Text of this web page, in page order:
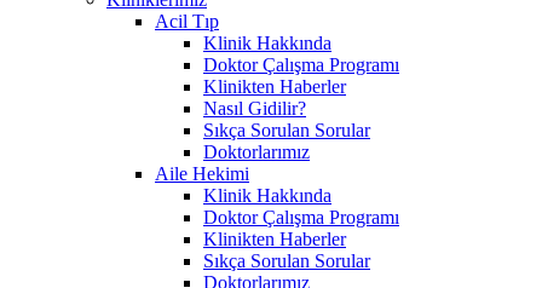
Acil Tıp
Klinik Hakkında
Doktor Çalışma Programı
Klinikten Haberler
Nasıl Gidilir?
Sıkça Sorulan Sorular
Doktorlarımız
Aile Hekimi
Klinik Hakkında
Doktor Çalışma Programı
Klinikten Haberler
Sıkça Sorulan Sorular
Doktorlarımız